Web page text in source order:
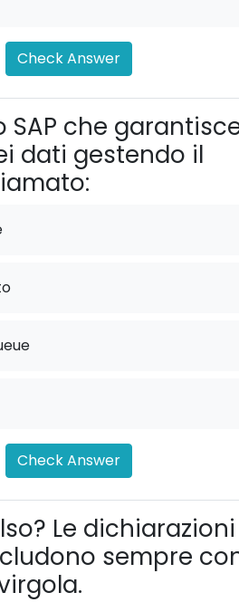
Check Answer
SAP che
dati gestendo il
Check Answer
Le dichiarazioni
sempre